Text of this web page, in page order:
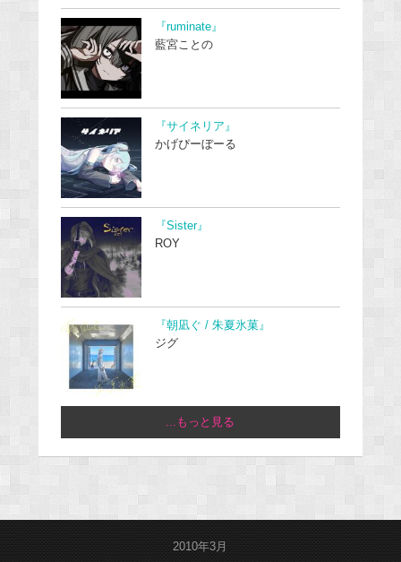
『ruminate』
藍宮ことの
『サイネリア』
かげぴーぼーる
『Sister』
ROY
『朝凪ぐ / 朱夏氷菓』
ジグ
...もっと見る
2010年3月